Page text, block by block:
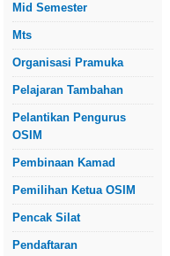
Mid Semester
Mts
Organisasi Pramuka
Pelajaran Tambahan
Pelantikan Pengurus
OSIM
Pembinaan Kamad
Pemilihan Ketua OSIM
Pencak Silat
Pendaftaran